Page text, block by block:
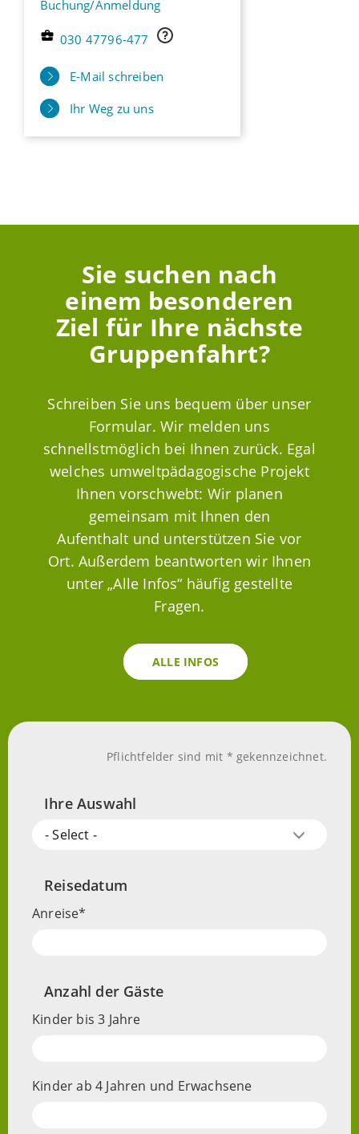
Buchung/Anmeldung
030 47796-477
E-Mail schreiben
Ihr Weg zu uns
Sie suchen nach
einem besonderen
Ziel für Ihre nächste
Gruppenfahrt?
Schreiben Sie uns bequem über unser
Formular. Wir melden uns
schnellstmöglich bei Ihnen zurück. Egal
welches umweltpädagogische Projekt
Ihnen vorschwebt: Wir planen
gemeinsam mit Ihnen den
Aufenthalt und unterstützen Sie vor
Ort. Außerdem beantworten wir Ihnen
unter „Alle Infos“ häufig gestellte
Fragen.
ALLE INFOS
Pflichtfelder sind mit * gekennzeichnet.
Ihre Auswahl
Angebot
- Select -
Reisedatum
Anreise
Anzahl der Gäste
Kinder bis 3 Jahre
Kinder ab 4 Jahren und Erwachsene